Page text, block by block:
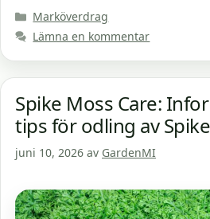
Kategorier
Marköverdrag
Lämna en kommentar
Spike Moss Care:
tips för odling av
juni 10, 2026 av GardenMI